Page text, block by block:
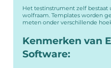
Het testinstrument zelf
wolfraam. Templates worden
meten onder verschillende
Kenmerken van
Software: